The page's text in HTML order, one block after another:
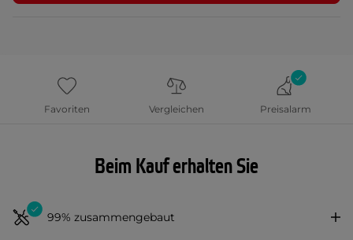
Favoriten Vergleichen Preisalarm
Beim Kauf erhalten Sie
99% zusammengebaut